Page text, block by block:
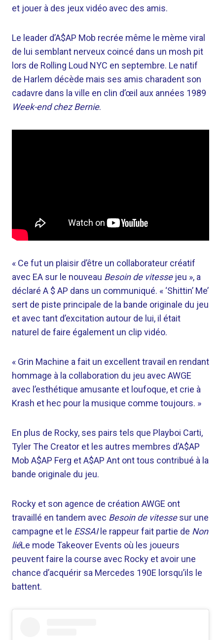
et jouer à des jeux vidéo avec des amis.
Le leader d’A$AP Mob recrée même le mème viral
de lui semblant nerveux coincé dans un mosh pit
lors de Rolling Loud NYC en septembre. Le natif
de Harlem décède mais ses amis charadent son
cadavre dans la ville en clin d’œil aux années 1989
Week-end chez Bernie.
« Ce fut un plaisir d’être un collaborateur créatif
avec EA sur le nouveau Besoin de vitessejeu », a
déclaré A $ AP dans un communiqué. « ‘Shittin’ Me’
sert de piste principale de la bande originale du jeu
et avec tant d’excitation autour de lui, il était
naturel de faire également un clip vidéo.
« Grin Machine a fait un excellent travail en rendant
hommage à la collaboration du jeu avec AWGE
avec l’esthétique amusante et loufoque, et crie à
Krash et hec pour la musique comme toujours. »
En plus de Rocky, ses pairs tels que Playboi Carti,
Tyler The Creator et les autres membres d’A$AP
Mob A$AP Ferg et A$AP Ant ont tous contribué à la
bande originale du jeu.
Rocky et son agence de création AWGE ont
travaillé en tandem avec Besoin de vitessesur une
campagne et le ESSAIle rappeur fait partie de Non
liéLe mode Takeover Events où les joueurs
peuvent faire la course avec Rocky et avoir une
chance d’acquérir sa Mercedes 190E lorsqu’ils le
battent.